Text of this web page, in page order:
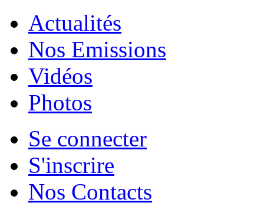
Actualités
Nos Emissions
Vidéos
Photos
Se connecter
S'inscrire
Nos Contacts